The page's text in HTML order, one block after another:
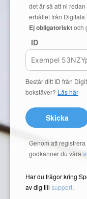
det är så att ni
erhållet från
Ej obligatorisktoch
ID
Består ditt ID från
bokstäver? Läs här
Skicka
Genom att
godkänner du våra
Har du frågor kring
av dig till support.